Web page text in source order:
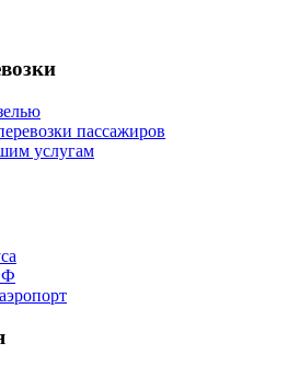
пассажиров
услугам